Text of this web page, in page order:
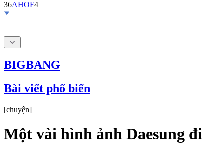
36AHOF4
BIGBANG
Bài viết phổ biến
[chuyện]
Một vài hình ảnh Daesung đi